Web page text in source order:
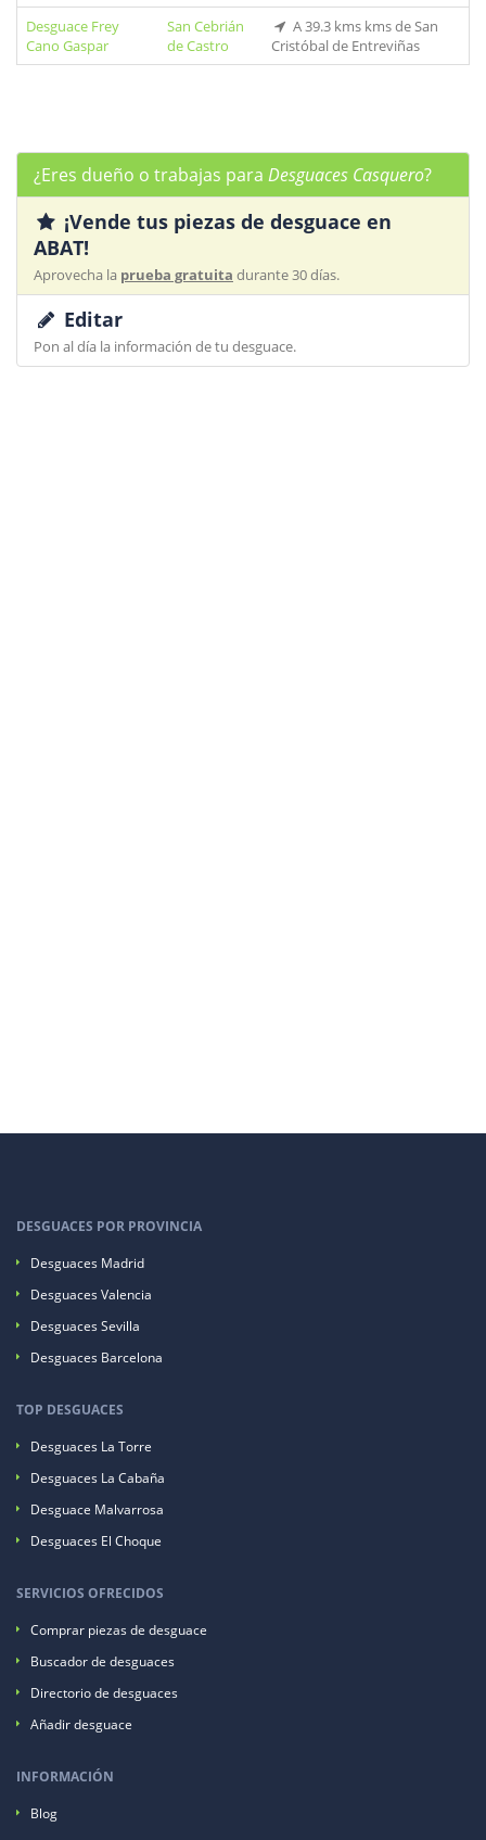
Desguace Frey
Cano Gaspar
San Cebrián
de Castro
A 39.3 kms kms de San
Cristóbal de Entreviñas
¿Eres dueño o trabajas para Desguaces Casquero?
¡Vende tus piezas de desguace en
ABAT!
Aprovecha la prueba gratuita durante 30 días.
Editar
Pon al día la información de tu desguace.
DESGUACES POR PROVINCIA
Desguaces Madrid
Desguaces Valencia
Desguaces Sevilla
Desguaces Barcelona
TOP DESGUACES
Desguaces La Torre
Desguaces La Cabaña
Desguace Malvarrosa
Desguaces El Choque
SERVICIOS OFRECIDOS
Comprar piezas de desguace
Buscador de desguaces
Directorio de desguaces
Añadir desguace
INFORMACIÓN
Blog